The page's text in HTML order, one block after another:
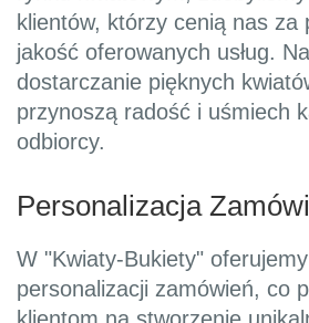
klientów, którzy cenią nas za
jakość oferowanych usług.
dostarczanie pięknych
przynoszą radość i uśmiech
odbiorcy.
Personalizacja
W "Kwiaty-Bukiety"
personalizacji zamówień, co